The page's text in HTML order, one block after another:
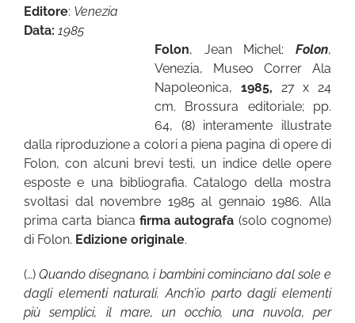
Editore: Venezia
Data: 1985
Folon, Jean Michel: Folon,
Venezia, Museo Correr Ala
Napoleonica, 1985, 27 x 24
cm. Brossura editoriale; pp.
64, (8) interamente illustrate
dalla riproduzione a colori a piena pagina di opere di
Folon, con alcuni brevi testi, un indice delle opere
esposte e una bibliografia. Catalogo della mostra
svoltasi dal novembre 1985 al gennaio 1986. Alla
prima carta bianca firma autografa (solo cognome)
di Folon. Edizione originale.
(…)Quando disegnano, i bambini cominciano dal sole e
dagli elementi naturali. Anch’io parto dagli elementi
più semplici, il mare, un occhio, una nuvola, per